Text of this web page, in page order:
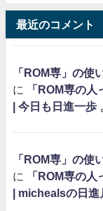
最近のコメント
「ROM専」の使
に
「ROM専の
| 今日も日進一歩
「ROM専」の使
に
「ROM専の
| michealsの日進